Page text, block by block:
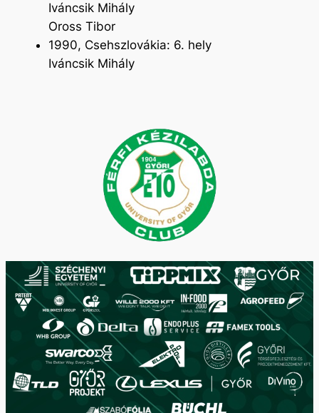
Iváncsik Mihály
Oross Tibor
1990, Csehszlovákia: 6. hely
Iváncsik Mihály